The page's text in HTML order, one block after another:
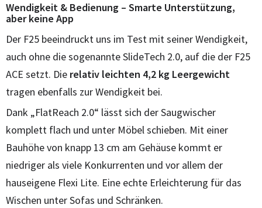
Wendigkeit & Bedienung – Smarte Unterstützung,
aber keine App
Der F25 beeindruckt uns im Test mit seiner Wendigkeit,
auch ohne die sogenannte SlideTech 2.0, auf die der F25
ACE setzt. Die relativ leichten 4,2 kg Leergewicht
tragen ebenfalls zur Wendigkeit bei.
Dank „FlatReach 2.0“ lässt sich der Saugwischer
komplett flach und unter Möbel schieben. Mit einer
Bauhöhe von knapp 13 cm am Gehäuse kommt er
niedriger als viele Konkurrenten und vor allem der
hauseigene Flexi Lite. Eine echte Erleichterung für das
Wischen unter Sofas und Schränken.